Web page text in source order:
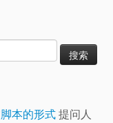
本的形式提问人